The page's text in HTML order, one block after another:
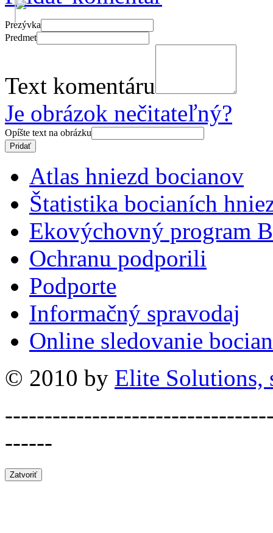
Prezývka
Predmet
Text komentáru
Je obrázok nečitateľný?
Opíšte text na obrázku
Atlas hniezd bocianov
Štatistika bocianích
Ekovýchovný program
Ochranu podporili
Podporte
Informačný spravodaj
Online sledovanie
© 2010 by Elite Solutions,
------